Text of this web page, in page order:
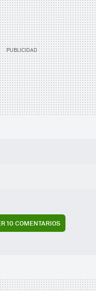
10 COMENTARIOS